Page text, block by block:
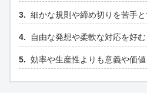
細かな規則や締め切りを苦手と
自由な発想や柔軟な対応を好む
効率や生産性よりも意義や価